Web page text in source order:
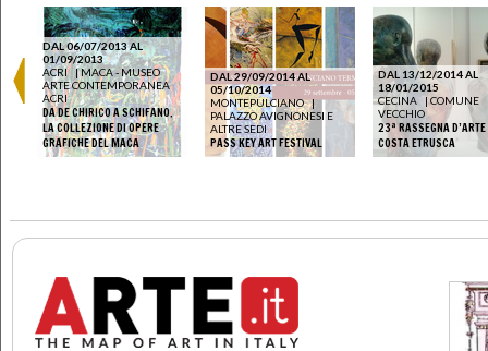
DAL 06/07/2013 AL
01/09/2013
ACRI |MACA - MUSEO
ARTE CONTEMPORANEA
ACRI
DA DE CHIRICO A SCHIFANO.
LA COLLEZIONE DI OPERE
GRAFICHE DEL MACA
DAL 29/09/2014 AL
05/10/2014
MONTEPULCIANO |
PALAZZO AVIGNONESI E
ALTRE SEDI
PASS KEY ART FESTIVAL
DAL 13/12/2014 AL
18/01/2015
CECINA
| COMUNE
VECCHIO
23ª RASSEGNA
COSTA ETRUSCA